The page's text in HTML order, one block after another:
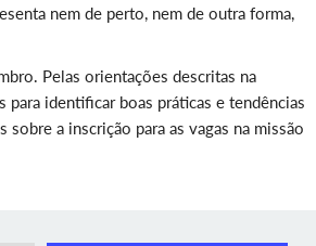
nem de perto, nem de outra forma,
Pelas orientações descritas na
para identificar boas práticas e tendências
a inscrição para as vagas na missão